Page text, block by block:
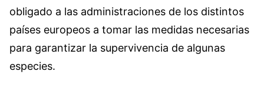
obligado a las administraciones de los distintos
países europeos a tomar las medidas necesarias
para garantizar la supervivencia de algunas
especies.